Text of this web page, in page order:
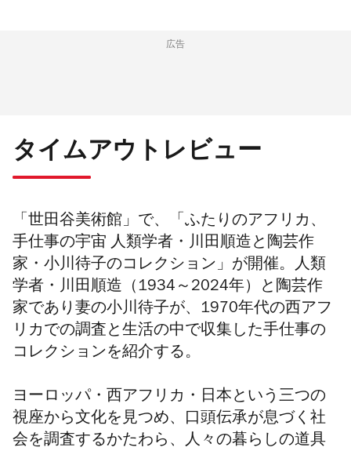
広告
タイムアウトレビュー
「世田谷美術館」で、「ふたりのアフリカ、
手仕事の宇宙 人類学者・川田順造と陶芸作
家・小川待子のコレクション」が開催。人類
学者・川田順造（ 1934 ～ 2024年）と陶芸作
家であり妻の小川待子が、 1970年代の西アフ
リカでの調査と生活の中で収集した手仕事の
コレクションを紹介する。
ヨーロッパ・西アフリカ・日本という三つの
視座から文化を見つめ、口頭伝承が息づく社
会を調査するかたわら、人々の暮らしの道具